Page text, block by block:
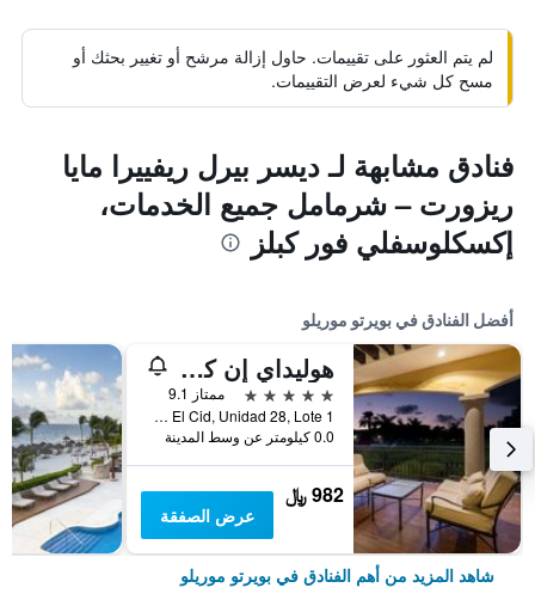
لم يتم العثور على تقييمات. حاول إزالة مرشح أو تغيير بحثك أو
مسح كل شيء لعرض التقييمات.
فنادق مشابهة لـ ديسر بيرل ريفييرا مايا
ريزورت – شرمامل جميع الخدمات،
إكسكلوسفلي فور كبلز
أفضل الفنادق في بويرتو موريلو
هوليداي إن كلوب فاكيشنز غراند ريزيدنسز باي آيتش جي
5 نجوم
ممتاز 9.1
Boulevard El Cid, Unidad 28, Lote 1, بويرتو موريلو, ولاية كينتانا رو, المكسيك
0.0 كيلومتر عن وسط المدينة
982 ﷼
عرض الصفقة
شاهد المزيد من أهم الفنادق في بويرتو موريلو